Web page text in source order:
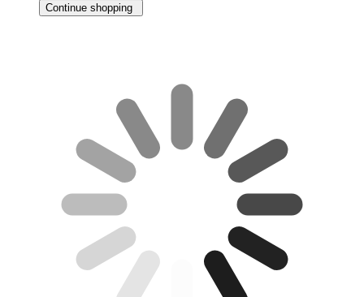
Continue shopping